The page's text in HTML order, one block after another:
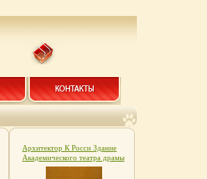
Архитектор К Росси Здание
Академического театра драмы
имени Пушкина в Ленинграде